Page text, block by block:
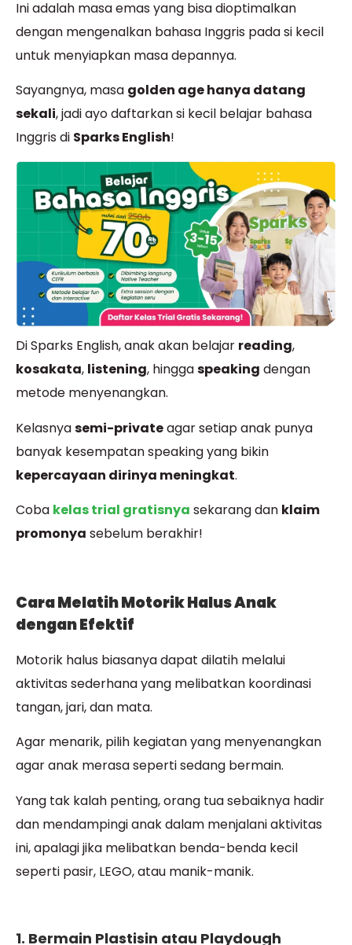
Ini adalah masa emas yang bisa dioptimalkan
dengan mengenalkan bahasa Inggris pada si kecil
untuk menyiapkan masa depannya.
Sayangnya, masa golden age hanya datang
sekali, jadi ayo daftarkan si kecil belajar bahasa
Inggris di Sparks English!
Di Sparks English, anak akan belajar reading,
kosakata, listening, hinggaspeaking dengan
metode menyenangkan.
Kelasnyasemi-privateagar setiap anak punya
banyak kesempatan speaking yang bikin
kepercayaan dirinya meningkat.
Coba kelas trial gratisnya sekarang dan klaim
promonya sebelum berakhir!
Cara Melatih Motorik Halus Anak
dengan Efektif
Motorik halus biasanya dapat dilatih melalui
aktivitas sederhana yang melibatkan koordinasi
tangan, jari, dan mata.
Agar menarik, pilih kegiatan yang menyenangkan
agar anak merasa seperti sedang bermain.
Yang tak kalah penting, orang tua sebaiknya hadir
dan mendampingi anak dalam menjalani aktivitas
ini, apalagi jika melibatkan benda-benda kecil
seperti pasir, LEGO, atau manik-manik.
1. Bermain Plastisin atau Playdough